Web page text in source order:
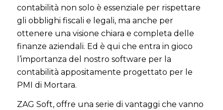
contabilità non solo è essenziale per rispettare
gli obblighi fiscali e legali, ma anche per
ottenere una visione chiara e completa delle
finanze aziendali. Ed è qui che entra in gioco
l’importanza del nostro software per la
contabilità appositamente progettato per le
PMI di Mortara.
ZAG Soft, offre una serie di vantaggi che vanno